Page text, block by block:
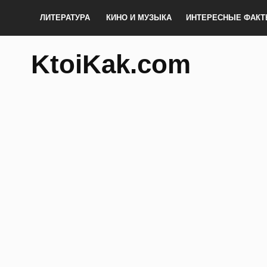
ЛИТЕРАТУРА КИНО И МУЗЫКА ИНТЕРЕСНЫЕ
KtoiKak.com